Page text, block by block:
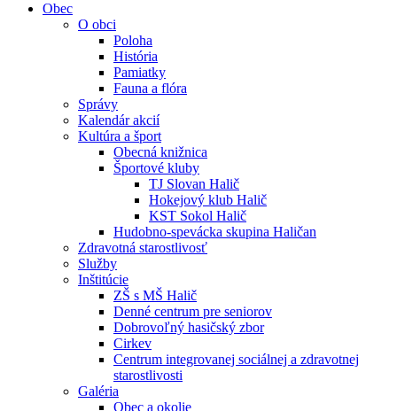
Obec
O obci
Poloha
História
Pamiatky
Fauna a flóra
Správy
Kalendár akcií
Kultúra a šport
Obecná knižnica
Športové kluby
TJ Slovan Halič
Hokejový klub Halič
KST Sokol Halič
Hudobno-spevácka skupina Haličan
Zdravotná starostlivosť
Služby
Inštitúcie
ZŠ s MŠ Halič
Denné centrum pre seniorov
Dobrovoľný hasičský zbor
Cirkev
Centrum integrovanej sociálnej a zdravotnej
starostlivosti
Galéria
Obec a okolie